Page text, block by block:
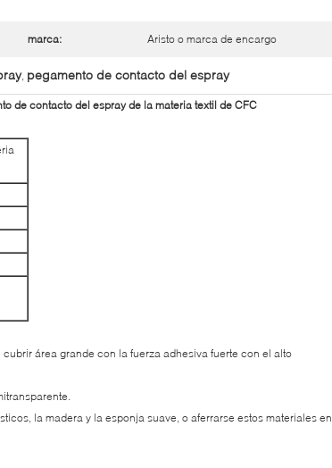
marca: Aristo o marca de encargo
, pegamento de contacto del espray
de contacto del espray de la materia textil de CFC
área grande con la fuerza adhesiva fuerte con el alto
la madera y la esponja suave, o aferrarse estos materiales en